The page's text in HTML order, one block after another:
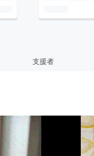
支援者